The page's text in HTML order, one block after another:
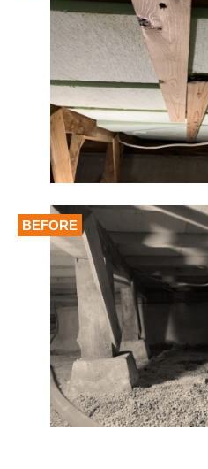
BEFORE